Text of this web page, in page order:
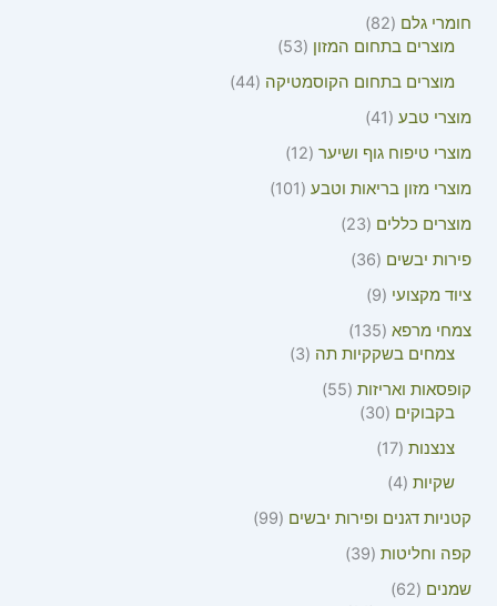
חומרי גלם
82
מוצרים בתחום המזון
53
מוצרים בתחום הקוסמטיקה 44
מוצרי טבע
41
מוצרי טיפוח גוף ושיער 12
מוצרי מזון בריאות וטבע
101
מוצרים כללים
23
פירות יבשים
36
ציוד מקצועי
9
צמחי מרפא 135
צמחים בשקקיות תה
3
קופסאות ואריזות 55
בקבוקים
30
צנצנות 17
שקיות 4
קטניות דגנים ופירות יבשים
99
קפה וחליטות 39
שמנים
62